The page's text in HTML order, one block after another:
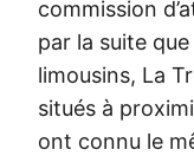
commission
par la suite
limousins, La
situés à
ont connu le